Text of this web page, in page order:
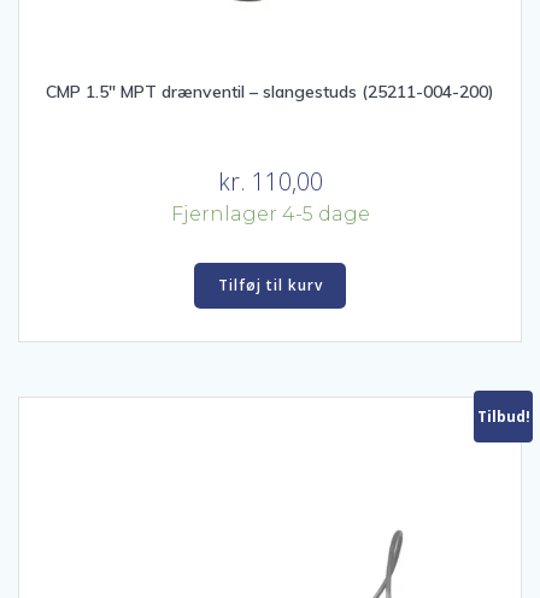
CMP 1.5″ MPT drænventil – slangestuds (25211-004-200)
kr. 110,00
Fjernlager 4-5 dage
Tilføj til kurv
Tilbud!